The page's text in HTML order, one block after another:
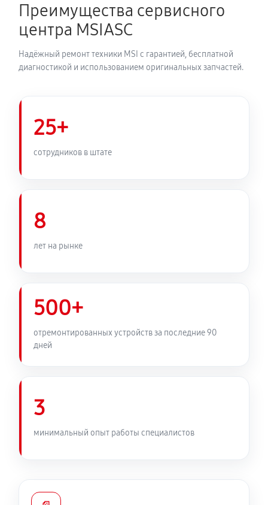
Преимущества сервисного
центра MSIASC
Надёжный ремонт техники MSI с гарантией, бесплатной
диагностикой и использованием оригинальных запчастей.
25+
сотрудников в штате
8
лет на рынке
500+
отремонтированных устройств за последние 90
дней
3
минимальный опыт работы специалистов